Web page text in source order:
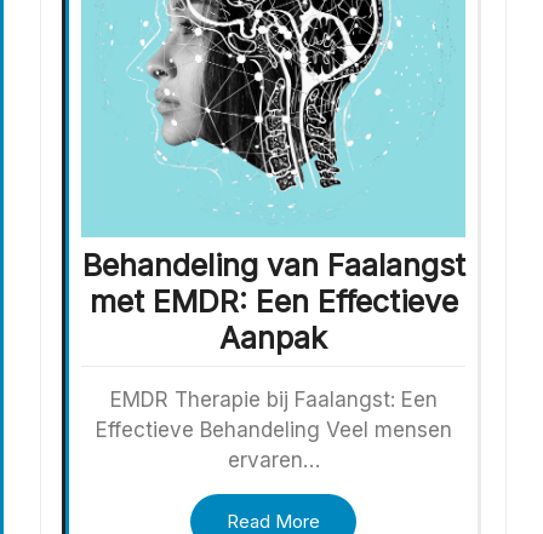
Behandeling van Faalangst
met EMDR: Een Effectieve
Aanpak
EMDR Therapie bij Faalangst: Een
Effectieve Behandeling Veel mensen
ervaren…
Read More